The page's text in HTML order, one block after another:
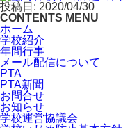
投稿日: 2020/04/30
CONTENTS MENU
ホーム
学校紹介
年間行事
メール配信について
PTA
PTA新聞
お問合せ
お知らせ
学校運営協議会